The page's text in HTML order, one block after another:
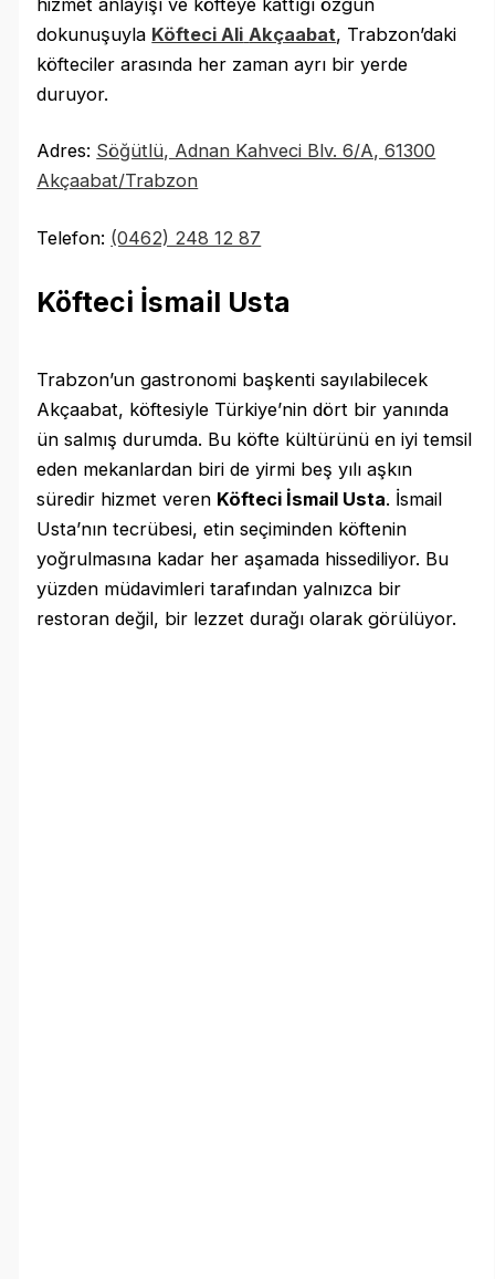
dokunuşuyla Köfteci Ali Akçaabat, Trabzon’daki
köfteciler arasında her zaman ayrı bir yerde
duruyor.
Adres: Söğütlü, Adnan Kahveci Blv. 6/A, 61300
Akçaabat/Trabzon
Telefon: (0462) 248 12 87
Köfteci İsmail Usta
Trabzon’un gastronomi başkenti sayılabilecek
Akçaabat, köftesiyle Türkiye’nin dört bir yanında
ün salmış durumda. Bu köfte kültürünü en iyi temsil
eden mekanlardan biri de yirmi beş yılı aşkın
süredir hizmet veren Köfteci İsmail Usta. İsmail
Usta’nın tecrübesi, etin seçiminden köftenin
yoğrulmasına kadar her aşamada hissediliyor. Bu
yüzden müdavimleri tarafından yalnızca bir
restoran değil, bir lezzet durağı olarak görülüyor.